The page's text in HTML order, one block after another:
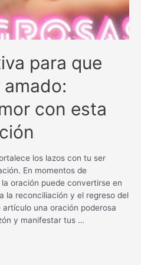
para que
amado:
con esta
los lazos con tu ser
En momentos de
oración puede convertirse en
la reconciliación y el regreso del
una oración poderosa
y manifestar tus …